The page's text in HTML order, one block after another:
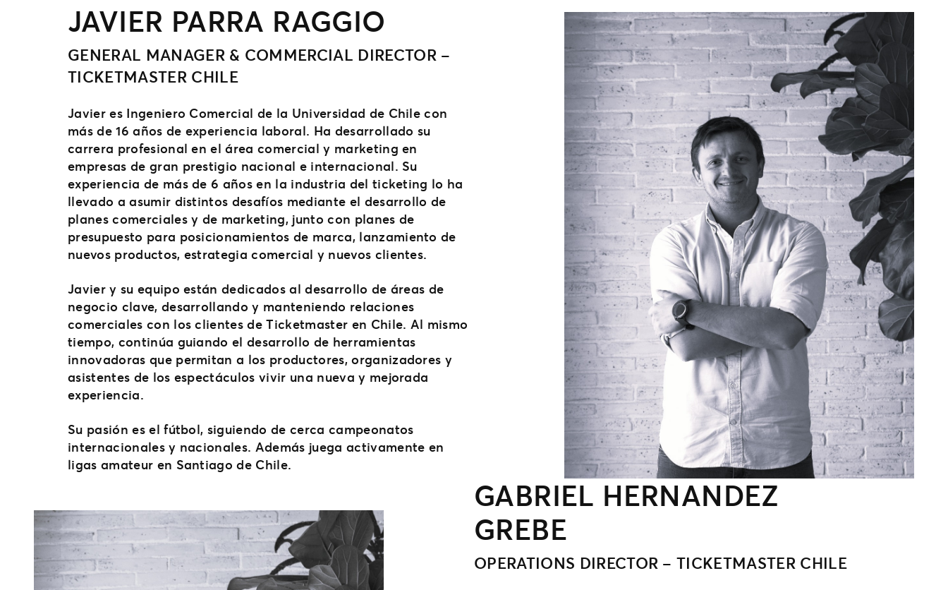
JAVIER PARRA RAGGIO
GENERAL MANAGER & COMMERCIAL DIRECTOR –
TICKETMASTER CHILE
Javier es Ingeniero Comercial de la Universidad de Chile con
más de 16 años de experiencia laboral. Ha desarrollado su
carrera profesional en el área comercial y marketing en
empresas de gran prestigio nacional e internacional. Su
experiencia de más de 6 años en la industria del ticketing lo ha
llevado a asumir distintos desafíos mediante el desarrollo de
planes comerciales y de marketing, junto con planes de
presupuesto para posicionamientos de marca, lanzamiento de
nuevos productos, estrategia comercial y nuevos clientes.
Javier y su equipo están dedicados al desarrollo de áreas de
negocio clave, desarrollando y manteniendo relaciones
comerciales con los clientes de Ticketmaster en Chile. Al mismo
tiempo, continúa guiando el desarrollo de herramientas
innovadoras que permitan a los productores, organizadores y
asistentes de los espectáculos vivir una nueva y mejorada
experiencia.
Su pasión es el fútbol, siguiendo de cerca campeonatos
internacionales y nacionales. Además juega activamente en
ligas amateur en Santiago de Chile.
GABRIEL HERNANDEZ
GREBE
OPERATIONS DIRECTOR – TICKETMASTER CHILE